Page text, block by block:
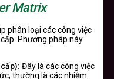
Matrix
phân loại các công việc
Phương pháp này
Đây là các công việc
thường là các nhiệm